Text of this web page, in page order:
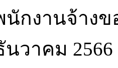
กงานจ้างข
นวาคม